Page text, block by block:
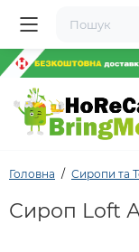
Головна Сиропи та
Сироп Loft